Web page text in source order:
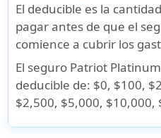
El deducible es la
pagar antes de que el
comience a cubrir los
El seguro Patriot
deducible de: $0, $100,
$2,500, $5,000, $10,000,